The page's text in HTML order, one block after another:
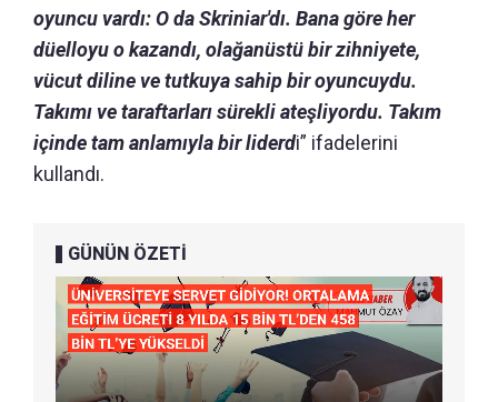
oyuncu vardı: O da Skriniar'dı. Bana göre her
düelloyu o kazandı, olağanüstü bir zihniyete,
vücut diline ve tutkuya sahip bir oyuncuydu.
Takımı ve taraftarları sürekli ateşliyordu. Takım
içinde tam anlamıyla bir liderdi” ifadelerini
kullandı.
GÜNÜN ÖZETİ